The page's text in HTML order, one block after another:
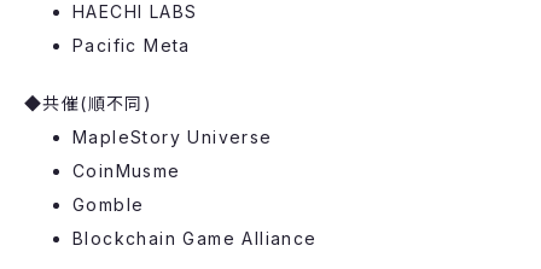
HAECHI LABS
Pacific Meta
◆共催(順不同)
​MapleStory Universe
​CoinMusme
Gomble
​Blockchain Game Alliance